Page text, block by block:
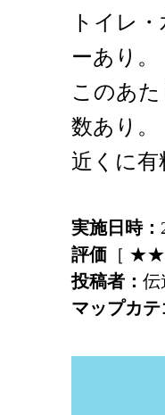
トイレ
ーあり。
このあ
数あり。
近くに
実施日時：
評価 ［
投稿者： 伝
マップカテ